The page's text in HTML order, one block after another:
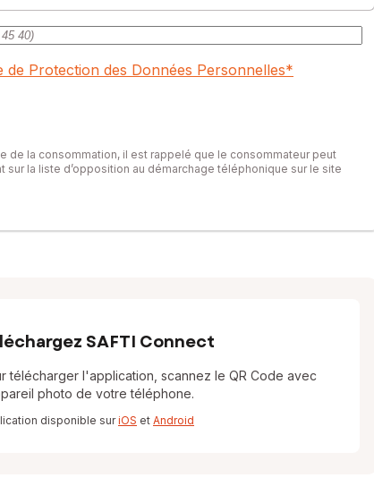
de Protection des Données Personnelles*
de la consommation, il est rappelé que le consommateur peut
sur la liste d’opposition au démarchage téléphonique sur le site
SAFTI Connect
télécharger l'application, scannez le QR Code avec
photo de votre téléphone.
disponible suriOS et Android